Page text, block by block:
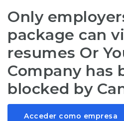
Only
package can
resumes Or
Company has
blocked by
Acceder como empresa